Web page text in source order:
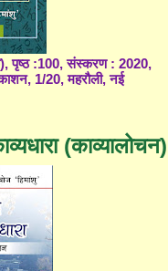
पृष्ठ :100, संस्करण : 2020,
1/20, महरौली, नई
(काव्यालोचन)